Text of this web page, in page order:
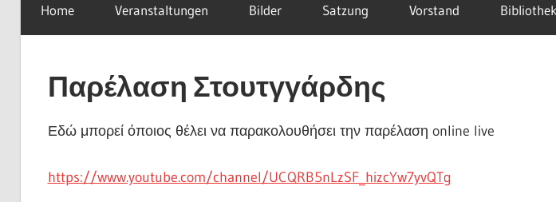
Home Veranstaltungen Bilder Satzung Vorstand Bibliothek
Παρέλαση Στουτγγάρδης
Εδώ μπορεί όποιος θέλει να παρακολουθήσει την παρέλαση online live
https://www.youtube.com/channel/UCQRB5nLzSF_hizcYw7yvQTg